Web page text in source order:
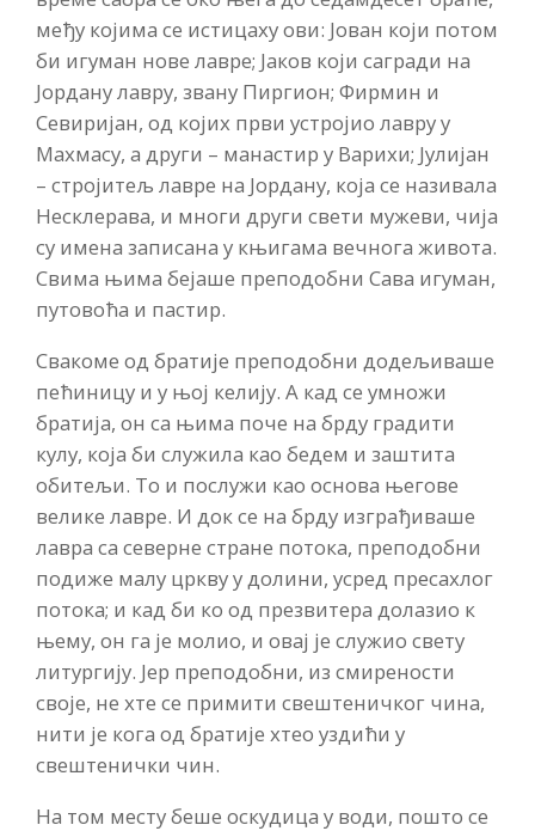
међу којима се истицаху ови: Јован који потом
би игуман нове лавре; Јаков који сагради на
Јордану лавру, звану Пиргион; Фирмин и
Севиријан, од којих први устројио лавру у
Махмасу, а други – манастир у Варихи; Јулијан
– стројитељ лавре на Јордану, која се називала
Несклерава, и многи други свети мужеви, чија
су имена записана у књигама вечнога живота.
Свима њима бејаше преподобни Сава игуман,
путовоћа и пастир.
Свакоме од братије преподобни додељиваше
пећиницу и у њој келију. А кад се умножи
братија, он са њима поче на брду градити
кулу, која би служила као бедем и заштита
обитељи. То и послужи као основа његове
велике лавре. И док се на брду изграђиваше
лавра са северне стране потока, преподобни
подиже малу цркву у долини, усред пресахлог
потока; и кад би ко од презвитера долазио к
њему, он га је молио, и овај је служио свету
литургију. Јер преподобни, из смирености
своје, не хте се примити свештеничког чина,
нити је кога од братије хтео уздићи у
свештенички чин.
На том месту беше оскудица у води, пошто се